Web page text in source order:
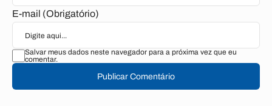
E-mail (Obrigatório)
Salvar meus dados neste navegador para a próxima vez que eu
comentar.
Publicar Comentário